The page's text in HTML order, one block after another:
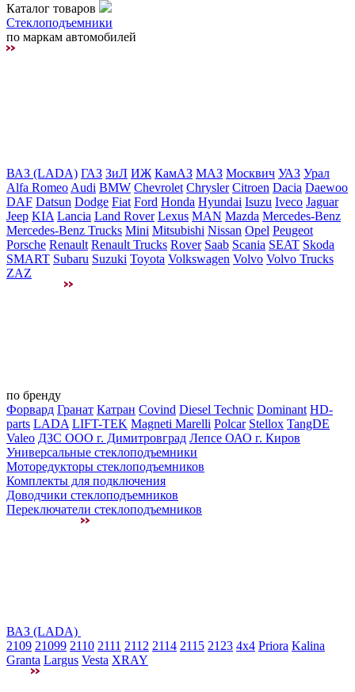
Каталог товаров
Стеклоподъемники
по маркам автомобилей
ВАЗ (LADA) ГАЗ ЗиЛ ИЖ КамАЗ МАЗ Москвич УАЗ Урал
Alfa Romeo Audi BMW Chevrolet Chrysler Citroen Dacia Daewoo
DAF Datsun Dodge Fiat Ford Honda Hyundai Isuzu Iveco Jaguar
Jeep KIA Lancia Land Rover Lexus MAN Mazda Mercedes-Benz
Mercedes-Benz Trucks Mini Mitsubishi Nissan Opel Peugeot
Porsche Renault Renault Trucks Rover Saab Scania SEAT Skoda
SMART Subaru Suzuki Toyota Volkswagen Volvo Volvo Trucks
ZAZ
по бренду
Форвард Гранат Катран Covind Diesel Technic Dominant HD-
parts LADA LIFT-TEK Magneti Marelli Polcar Stellox TangDE
Valeo ДЗС ООО г. Димитровград Лепсе ОАО г. Киров
Универсальные стеклоподъемники
Моторедукторы стеклоподъемников
Комплекты для подключения
Доводчики стеклоподъемников
Переключатели стеклоподъемников
ВАЗ (LADA)
2109 21099 2110 2111 2112 2114 2115 2123 4x4 Priora Kalina
Granta Largus Vesta XRAY